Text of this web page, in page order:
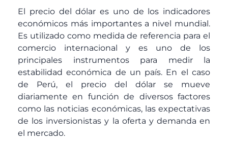
El precio del dólar es uno de los indicadores
económicos más importantes a nivel mundial.
Es utilizado como medida de referencia para el
comercio internacional y es uno de los
principales instrumentos para medir la
estabilidad económica de un país. En el caso
de Perú, el precio del dólar se mueve
diariamente en función de diversos factores
como las noticias económicas, las expectativas
de los inversionistas y la oferta y demanda en
el mercado.